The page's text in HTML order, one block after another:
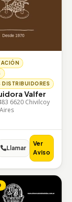
DISTRIBUIDORES
Valfer
6620 Chivilcoy
Llamar
Ver
Aviso